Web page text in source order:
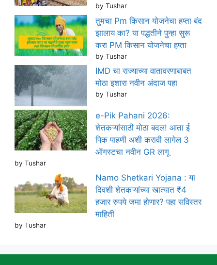
by Tushar
तुमचा Pm किसान योजनेचा हप्ता बंद
झालाय का? या पद्धतीने पुन्हा सुरू
करा PM किसान योजनेचा हप्ता
by Tushar
IMD चा राज्याच्या वातावरणाबाबत
मोठा इशारा नवीन अंदाज पहा
by Tushar
e-Pik Pahani 2026:
शेतकऱ्यांसाठी मोठा बदल! आता ई
पिक पाहणी अशी करावी लागेल 3
ऑगस्टचा नवीन GR लागू
by Tushar
Namo Shetkari Yojana : या
दिवशी शेतकऱ्यांच्या खात्यात ₹4
हजार रुपये जमा होणार? पहा सविस्तर
माहिती
by Tushar